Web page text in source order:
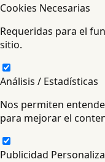
Cookies Necesarias
Requeridas para el
sitio.
Análisis / Estadísticas
Nos permiten
para mejorar el
Publicidad